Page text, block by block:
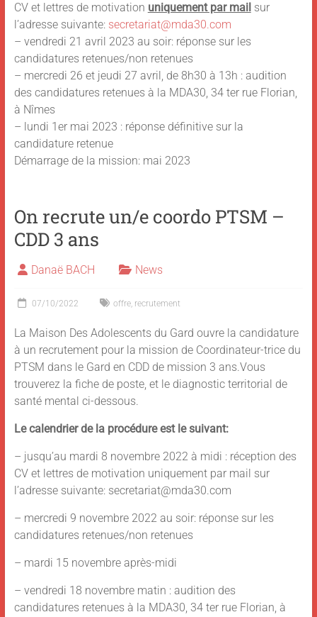
CV et lettres de motivation uniquement par mail sur
l’adresse suivante: secretariat@mda30.com
– vendredi 21 avril 2023 au soir: réponse sur les
candidatures retenues/non retenues
– mercredi 26 et jeudi 27 avril, de 8h30 à 13h : audition
des candidatures retenues à la MDA30, 34 ter rue Florian,
à Nîmes
– lundi 1er mai 2023 : réponse définitive sur la
candidature retenue
Démarrage de la mission: mai 2023
On recrute un/e coordo PTSM –
CDD 3 ans
Danaë BACH News
07/10/2022 offre, recrutement
La Maison Des Adolescents du Gard ouvre la candidature
à un recrutement pour la mission de Coordinateur-trice du
PTSM dans le Gard en CDD de mission 3 ans.Vous
trouverez la fiche de poste, et le diagnostic territorial de
santé mental ci-dessous.
Le calendrier de la procédure est le suivant:
– jusqu’au mardi 8 novembre 2022 à midi : réception des
CV et lettres de motivation uniquement par mail sur
l’adresse suivante: secretariat@mda30.com
– mercredi 9 novembre 2022 au soir: réponse sur les
candidatures retenues/non retenues
– mardi 15 novembre après-midi
– vendredi 18 novembre matin : audition des
candidatures retenues à la MDA30, 34 ter rue Florian, à